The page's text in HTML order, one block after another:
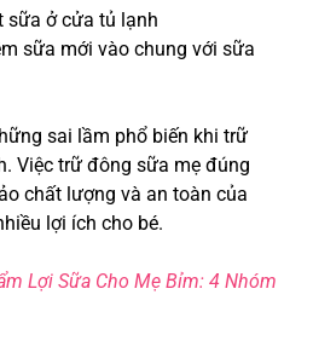
sữa ở cửa tủ lạnh
sữa mới vào chung với sữa
sai lầm phổ biến khi trữ
Việc trữ đông sữa mẹ đúng
chất lượng và an toàn của
lợi ích cho bé.
Lợi Sữa Cho Mẹ Bỉm: 4 Nhóm